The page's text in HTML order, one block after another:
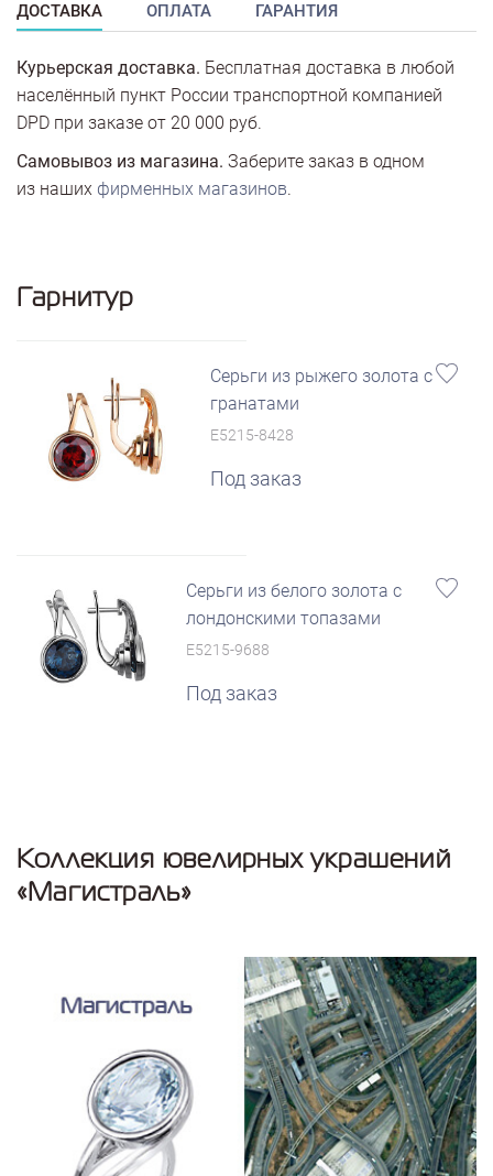
ДОСТАВКА ОПЛАТА ГАРАНТИЯ
Курьерская доставка. Бесплатная доставка в любой
населённый пункт России транспортной компанией
DPD при заказе от 20 000 руб.
Самовывоз из магазина. Заберите заказ в одном
из наших фирменных магазинов.
Гарнитур
Серьги из рыжего золота с
гранатами
E5215-8428
Под заказ
Серьги из белого золота с
лондонскими топазами
E5215-9688
Под заказ
Коллекция ювелирных украшений
«Магистраль»